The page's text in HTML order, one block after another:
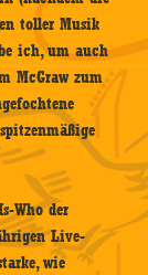
toller Musik
ich, um auch
McGraw zum
Who der
Live-
wie